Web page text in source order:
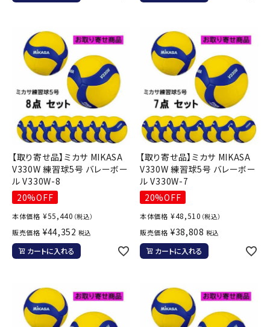
【取り寄せ品】ミカサ MIKASA
V330W 練習球5号 バレーボー
ル V330W-8
20%OFF
本体価格 ¥55,440 （税込）
販売価格 ¥44,352 税込
カートに入れる
【取り寄せ品】ミカサ MIKASA
V330W 練習球5号 バレーボー
ル V330W-7
20%OFF
本体価格 ¥48,510 （税込）
販売価格 ¥38,808 税込
カートに入れる